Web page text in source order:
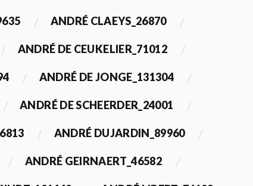
ANDRÉ CLAEYS_26870
ANDRÉ DE CEUKELIER_71012
ANDRÉ DE JONGE_131304
ANDRÉ DE SCHEERDER_24001
ANDRÉ DUJARDIN_89960
ANDRÉ GEIRNAERT_46582